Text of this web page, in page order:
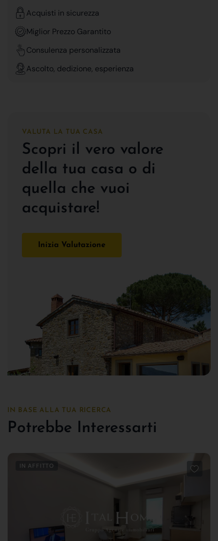
Acquisti in sicurezza
Miglior Prezzo Garantito
Consulenza personalizzata
Ascolto, dedizione, esperienza
VALUTA LA TUA CASA
Scopri il vero valore
della tua casa o di
quella che vuoi
acquistare!
Inizia Valutazione
IN BASE ALLA TUA RICERCA
Potrebbe Interessarti
IN AFFITTO